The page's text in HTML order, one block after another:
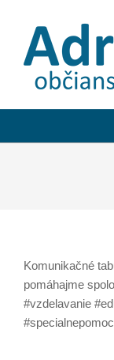
Komunikačné
pomáhajme
#vzdelavanie